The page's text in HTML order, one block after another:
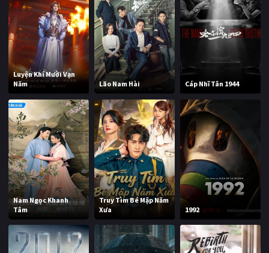
Luyện Khí Mười Vạn
Năm
Lão Nam Hài Cáp Nhĩ Tân 1944
Nam Ngọc Khanh
Tâm
Truy Tìm Bé Mập Năm
Xưa
1992